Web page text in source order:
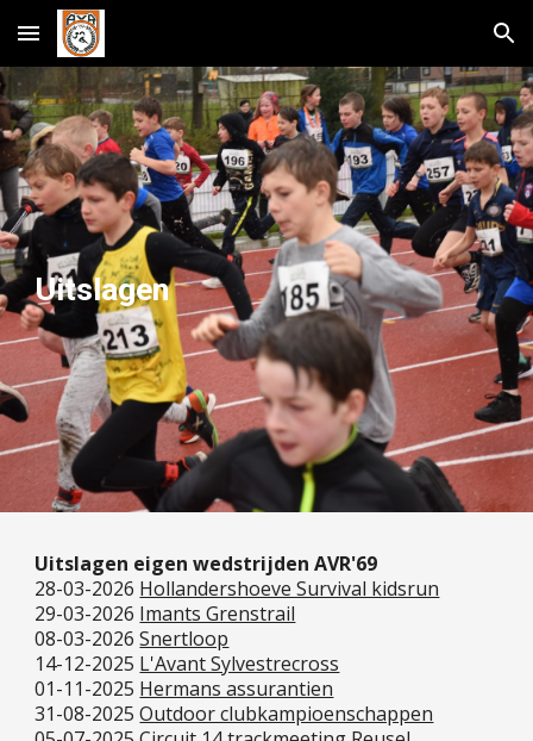
Skip to main content Skip to navigation
Uitslagen
Uitslagen eigen wedstrijden AVR'69
28-03-2026 Hollandershoeve Survival kidsrun
29-03-2026 Imants Grenstrail
08-03-2026Snertloop
14-12-2025 L'Avant Sylvestrecross
01-11-2025 Hermans assurantien
31-08-2025Outdoor clubkampioenschappen